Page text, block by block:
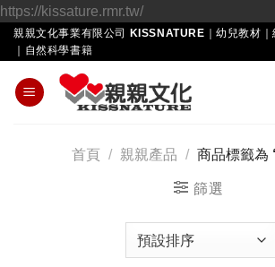
https://kissature.rmr.tw/Skip
to
親親文化事業有限公司 KISSNATURE｜幼兒教材
｜自然科學書籍
首頁 / 親親產品 / 商品標籤為
篩選